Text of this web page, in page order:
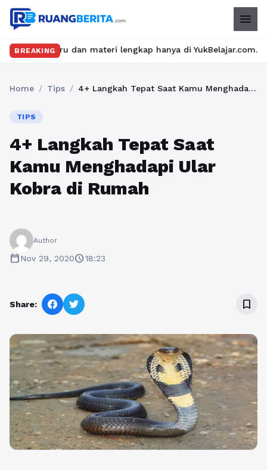
menu
BREAKING
dan materi lengkap hanya di YukBelajar.com. Mulai
Home / Tips / 4+ Langkah Tepat Saat Kamu Menghadapi Ular Kobra di Rumah
TIPS
4+ Langkah Tepat Saat
Kamu Menghadapi Ular
Kobra di Rumah
Author
calendar_todayNov 29, 2020schedule18:23
Share: bookmark_border